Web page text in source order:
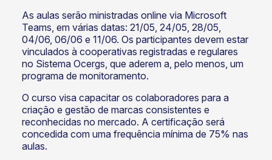
As aulas serão ministradas online via Microsoft
Teams, em várias datas: 21/05, 24/05, 28/05,
04/06, 06/06 e 11/06. Os participantes devem estar
vinculados à cooperativas registradas e regulares
no Sistema Ocergs, que aderem a, pelo menos, um
programa de monitoramento.
O curso visa capacitar os colaboradores para a
criação e gestão de marcas consistentes e
reconhecidas no mercado. A certificação será
concedida com uma frequência mínima de 75% nas
aulas.